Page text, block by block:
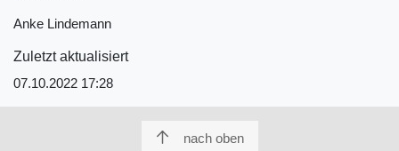
Anke Lindemann
Zuletzt aktualisiert
07.10.2022 17:28
nach oben